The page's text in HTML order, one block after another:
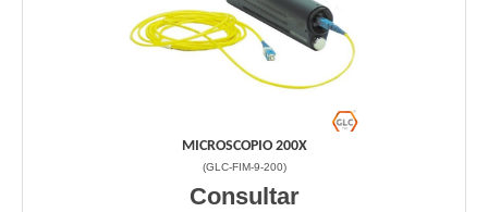
MICROSCOPIO 200X
(GLC-FIM-9-200)
Consultar